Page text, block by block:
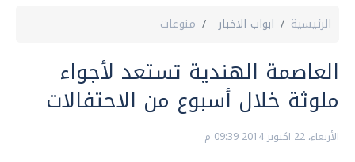
الرئيسية ابواب الاخبار منوعات
العاصمة الهندية تستعد لأجواء
ملوثة خلال أسبوع من الاحتفالات
الأربعاء، 22 اكتوبر 2014 09:39 م